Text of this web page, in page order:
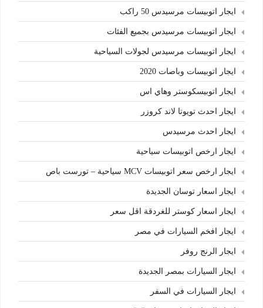
ايجار اتوبيسات مرسيدس 50 راكب
ايجار اتوبيسات مرسيدس بجميع الفئات
ايجار اتوبيسات مرسيدس لجولات السياحية
ايجار اتوبيسات وباصات 2020
ايجار اتوبيسكوستر وهاي اس
ايجار احدث تويوتا لاند كروزر
ايجار احدث مرسيدس
ايجار ارخص اتوبيسات سياحية
ايجار ارخص سعر اتوبيسات MCV سياحية – تورست باص
ايجار اسعار توسان الجديدة
ايجار اسعار كوستر للغردقة اقل سعر
ايجار افخم السيارات في مصر
ايجار الرنج روفر
ايجار السيارات بمصر الجديدة
ايجار السيارات في السفر